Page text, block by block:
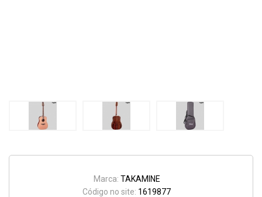
Marca: TAKAMINE
Código no site: 1619877